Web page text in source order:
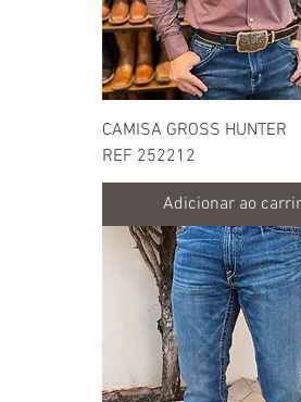
CAMISA GROSS HUNTER
REF 252212
Adicionar ao